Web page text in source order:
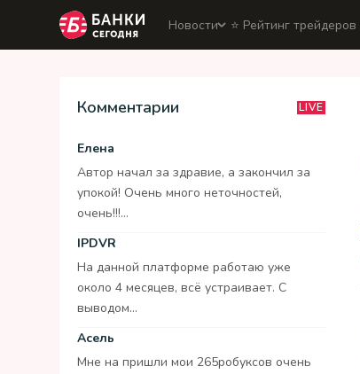
Новости ⭐️ Рейтинг трейдеров
Комментарии LIVE
Елена
Автор начал за здравие, а закончил за
упокой! Очень много неточностей,
очень!!!...
IPDVR
На данной платформе работаю уже
около 4 месяцев, всё устраивает. С
выводом...
Асель
Мне на пришли мои 265робуксов очень